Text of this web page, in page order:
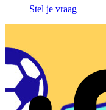
Stel je vraag